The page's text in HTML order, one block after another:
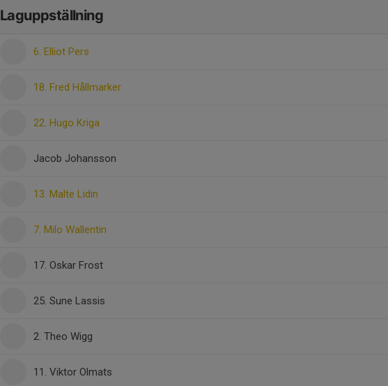
Laguppställning
6. Elliot Pers
18. Fred Hållmarker
22. Hugo Kriga
Jacob Johansson
13. Malte Lidin
7. Milo Wallentin
17. Oskar Frost
25. Sune Lassis
2. Theo Wigg
11. Viktor Olmats